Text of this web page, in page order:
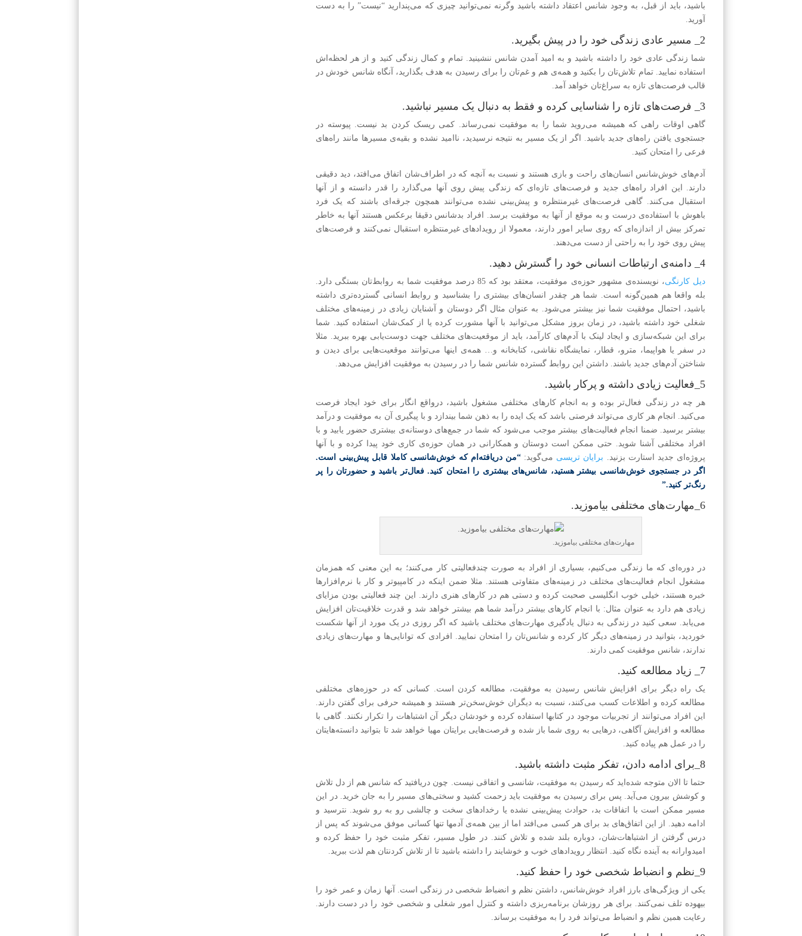
باشید، باید از قبل، به وجود شانس اعتقاد داشته باشید وگر‌نه نمی‌توانید چیزی که می‌پندارید “نیست” را به دست
آورید.
2_ مسیر عادی زندگی خود را در پیش بگیرید.
شما زندگی عادی خود را داشته باشید و به امید آمدن شانس ننشینید. تمام و کمال زندگی کنید و از هر لحظه‌اش
استفاده نمایید. تمام تلاش‌تان را بکنید و همه‌ی هم و غم‌تان را برای رسیدن به هدف بگذارید، آنگاه شانس خودش در
قالب فرصت‌های تازه به سراغ‌تان خواهد آمد.
3_ فرصت‌های تازه را شناسایی کرده و فقط به دنبال یک مسیر نباشید.
گاهی اوقات راهی که همیشه می‌روید شما را به موفقیت نمی‌رساند. کمی ریسک کردن بد نیست. پیوسته در
جستجوی یافتن راه‌های جدید باشید. اگر از یک مسیر به نتیجه نرسیدید، ناامید نشده و بقیه‌ی مسیرها مانند راه‌های
فرعی را امتحان کنید.
آدم‌های خوش‌شانس انسان‌های راحت و بازی هستند و نسبت به آنچه که در اطراف‌شان اتفاق می‌افتد، دید دقیقی
دارند. این افراد راه‌های جدید و فرصت‌های تازه‌ای که زندگی پیش روی آنها می‌گذارد را قدر دانسته و از آنها
استقبال می‌کنند. گاهی فرصت‌های غیر‌منتظره و پیش‌بینی نشده می‌توانند همچون جرقه‌ای باشند که یک فرد
باهوش با استفاده‌ی درست و به موقع از آنها به موفقیت برسد. افراد بد‌شانس دقیقا بر‌عکس هستند آنها به خاطر
تمرکز بیش از اندازه‌ای که روی سایر امور دارند، معمولا از رویداد‌های غیر‌منتظره استقبال نمی‌کنند و فرصت‌های
پیش روی خود را به راحتی از دست می‌دهند.
4_ دامنه‌ی ارتباطات انسانی خود را گسترش دهید.
دیل کارنگی
، نویسنده‌ی مشهور حوزه‌ی موفقیت، معتقد بود که 85 درصد موفقیت شما به روابط‌تان بستگی دارد.
بله و‌اقعا هم همین‌گونه است. شما هر چقدر انسان‌های بیشتری را بشناسید و روابط انسانی گسترده‌تری داشته
باشید، احتمال موفقیت شما نیز بیشتر می‌شود. به عنوان مثال اگر دوستان و آشنایان زیادی در زمینه‌های مختلف
شغلی خود داشته باشید، در زمان بروز مشکل می‌توانید با آنها مشورت کرده یا از کمک‌شان استفاده کنید. شما
برای این شبکه‌سازی و ایجاد لینک با آدم‌های کارآمد، باید از موقعیت‌های مختلف جهت دوست‌یابی بهره ببرید. مثلا
در سفر یا هواپیما، مترو، قطار، نمایشگاه نقاشی، کتابخانه و… همه‌ی اینها می‌توانند موقعیت‌هایی برای دیدن و
شناختن آدم‌های جدید باشند. داشتن این روابط گسترده شانس شما را در رسیدن به موفقیت افزایش می‌دهد.
5_فعالیت زیادی داشته و پرکار باشید.
هر چه در زندگی فعال‌تر بوده و به انجام کارهای مختلفی مشغول باشید، درواقع انگار برای خود ایجاد فرصت
می‌کنید. انجام هر کاری می‌تواند فرصتی باشد که یک ایده را به ذهن شما بیندازد و با پیگیری آن به موفقیت و درآمد
بیشتر برسید. ضمنا انجام فعالیت‌های بیشتر موجب می‌شود که شما در جمع‌های دوستانه‌ی بیشتری حضور یابید و با
افراد مختلفی آشنا شوید. حتی ممکن است دوستان و همکا‌رانی در همان حوزه‌ی کاری خود پیدا کرده و با آنها
پروژه‌ای جدید استارت بزنید. برایان تریسی می‌گوید: “من دریافته‌ام که خوش‌شانسی کاملا قابل پیش‌بینی است.
اگر در جستجوی خوش‌شانسی بیشتر هستید، شانس‌های بیشتری را امتحان کنید. فعال‌تر باشید و حضور‌تان را پر
رنگ‌تر کنید.”
6_مهارت‌های مختلفی بیا‌موزید.
مهارت‌های مختلفی بیا‌موزید.
در دوره‌ای که ما زندگی می‌کنیم، بسیاری از افراد به صورت چند‌فعالیتی کار می‌کنند؛ به این معنی که همزمان
مشغول انجام فعالیت‌های مختلف در زمینه‌های متفاوتی هستند. مثلا ضمن اینکه در کامپیوتر و کار با نرم‌افزارها
خبره هستند، خیلی خوب انگلیسی صحبت کرده و دستی هم در کارهای هنری دارند. این چند فعالیتی بودن مزایای
زیادی هم دارد به عنوان مثال: با انجام کارهای بیشتر درآمد شما هم بیشتر خواهد شد و قدرت خلاقیت‌تان افزایش
می‌یابد. سعی کنید در زندگی به دنبال یادگیری مهارت‌های مختلف باشید که اگر روزی در یک مورد از آنها شکست
خوردید، بتوانید در زمینه‌های دیگر کار کرده و شانس‌تان را امتحان نمایید. افرادی که توانایی‌ها و مهارت‌های زیادی
ندارند، شانس موفقیت کمی دارند.
7_ زیاد مطالعه کنید.
یک راه دیگر برای افزایش شانس رسیدن به موفقیت، مطالعه کردن است. کسانی که در حوزه‌های مختلفی
مطالعه کرده و اطلاعات کسب می‌کنند، نسبت به دیگران خوش‌سخن‌تر هستند و همیشه حرفی برای گفتن دارند.
این افراد می‌توانند از تجربیات موجود در کتابها استفاده کرده و خودشان دیگر آن اشتباهات را تکرار نکنند. گاهی با
مطالعه و افزایش آگاهی، درهایی به روی شما باز شده و فرصت‌هایی برایتان مهیا خواهد شد تا بتوانید دانسته‌هایتان
را در عمل هم پیاده کنید.
8_برای ادامه دادن، تفکر مثبت داشته باشید.
حتما تا الان متوجه شده‌اید که رسیدن به موفقیت، شانسی و اتفاقی نیست. چون دریافتید که شانس هم از دل تلاش
و کوشش بیرون می‌آید. پس برای رسیدن به موفقیت باید زحمت کشید و سختی‌های مسیر را به جان خرید. در این
مسیر ممکن است با اتفاقات بد، حوادث پیش‌بینی نشده یا رخدادهای سخت و چالشی رو به رو شوید. نترسید و
ادامه دهید. از این اتفاق‌های بد برای هر کسی می‌افتد اما از بین همه‌ی آدمها تنها کسانی موفق می‌شوند که پس از
درس گرفتن از اشتباهات‌شان، دوباره بلند شده و تلاش کنند. در طول مسیر، تفکر مثبت خود را حفظ کرده و
امیدوارانه به آینده نگاه کنید. انتظار رویدادهای خوب و خوشایند را داشته باشید تا از تلاش کرد‌نتان هم لذت ببرید.
9_نظم و انضباط شخصی خود را حفظ کنید.
یکی از ویژگی‌های بارز افراد خوش‌شانس، داشتن نظم و انضباط شخصی در زندگی است. آنها زمان و عمر خود را
بیهوده تلف نمی‌کنند. برای هر روزشان برنامه‌ریزی داشته و کنترل امور شغلی و شخصی خود را در دست دارند.
رعایت همین نظم و انضباط می‌تواند فرد را به موفقیت برساند.